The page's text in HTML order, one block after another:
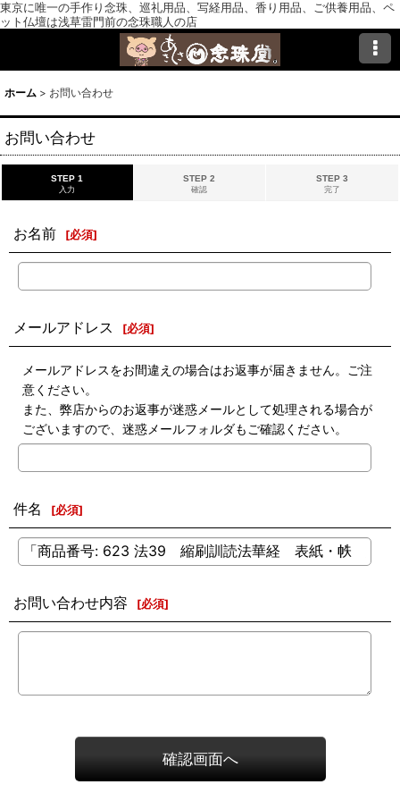
東京に唯一の手作り念珠、巡礼用品、写経用品、香り用品、ご供養用品、ペ
ット仏壇は浅草雷門前の念珠職人の店
ホーム > お問い合わせ
お問い合わせ
STEP 1
入力
STEP 2
確認
STEP 3
完了
お名前 [必須]
メールアドレス [必須]
メールアドレスをお間違えの場合はお返事が届きません。ご注
意ください。
また、弊店からのお返事が迷惑メールとして処理される場合が
ございますので、迷惑メールフォルダもご確認ください。
件名 [必須]
お問い合わせ内容 [必須]
確認画面へ